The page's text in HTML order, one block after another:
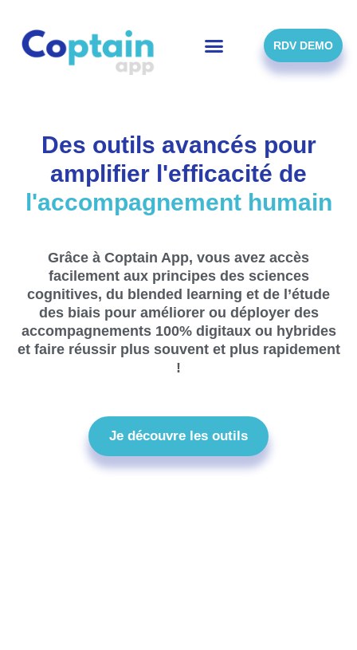
content
RDV DEMO
Des outils avancés pour
amplifier l'efficacité de
l'accompagnement humain
Grâce à Coptain App, vous avez accès
facilement aux principes des sciences
cognitives, du blended learning et de l’étude
des biais pour améliorer ou déployer des
accompagnements 100% digitaux ou hybrides
et faire réussir plus souvent et plus rapidement
!
Je découvre les outils